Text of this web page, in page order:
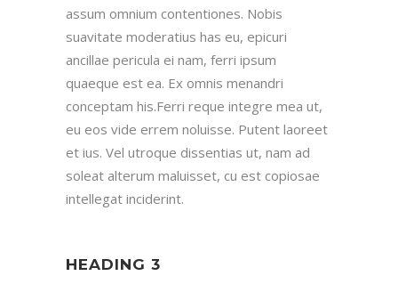
assum omnium contentiones. Nobis
suavitate moderatius has eu, epicuri
ancillae pericula ei nam, ferri ipsum
quaeque est ea. Ex omnis menandri
conceptam his.Ferri reque integre mea ut,
eu eos vide errem noluisse. Putent laoreet
et ius. Vel utroque dissentias ut, nam ad
soleat alterum maluisset, cu est copiosae
intellegat inciderint.
HEADING 3